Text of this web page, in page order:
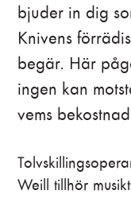
bjuder in dig
Knivens
begär. Här
ingen kan
vems
Weill tillhör